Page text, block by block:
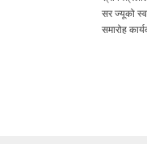
सर ज्यूको
समारोह